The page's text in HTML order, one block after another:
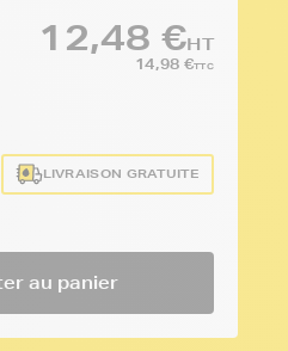
12,48 €HT
14,98 €TTC
LIVRAISON GRATUITE
au panier